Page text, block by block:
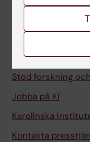
Stöd forskning
Jobba på KI
Karolinska
Kontakta